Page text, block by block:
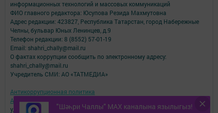
"Шәһри Чаллы" MAX каналына язылыгыз!
информационных технологий и массовых коммуникаций
ФИО главного редактора: Юсупова Резида Махмутовна
Адрес редакции: 423827, Республика Татарстан, город Набережные
Челны, бульвар Юных Ленинцев, д.9
Телефон редакции: 8 (8552) 57-01-19
Email: shahri_chally@mail.ru
О фактах коррупции сообщить по электронному адресу:
shahri_chally@mail.ru
Учредитель СМИ: АО «ТАТМЕДИА»
Антикоррупционная политика
АО «ТАТМЕДИА» использует «cookie»
для персонализации сервисов и
удобства пользователей сайтом.